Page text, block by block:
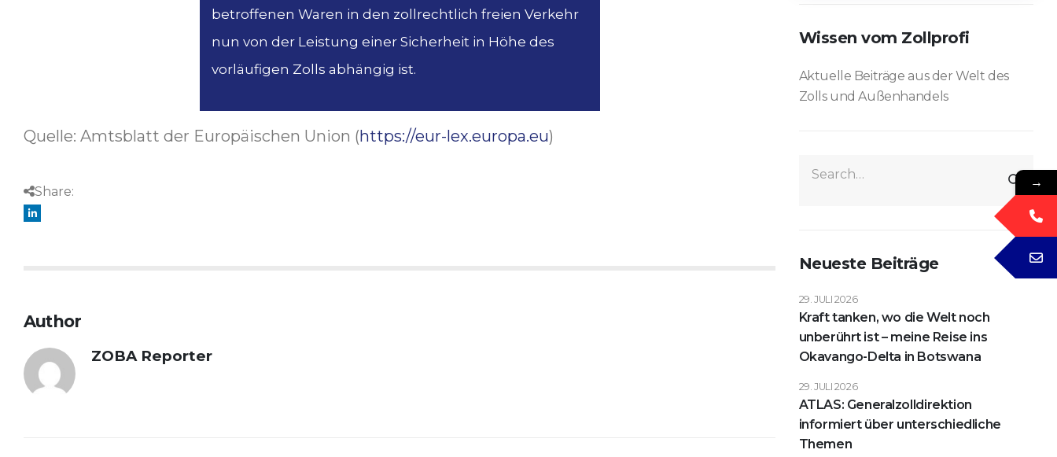
betroffenen Waren in den zollrechtlich freien Verkehr
nun von der Leistung einer Sicherheit in Höhe des
vorläufigen Zolls abhängig ist.
Quelle: Amtsblatt der Europäischen Union (https://eur-lex.europa.eu)
Share:
Author
ZOBA Reporter
Wissen vom Zollprofi
Aktuelle Beiträge aus der Welt des
Zolls und Außenhandels
Neueste Beiträge
Kraft tanken, wo die Welt noch
unberührt ist – meine Reise ins
Okavango-Delta in Botswana
29. JULI 2026
ATLAS: Generalzolldirektion
informiert über unterschiedliche
Themen
29. JULI 2026
→